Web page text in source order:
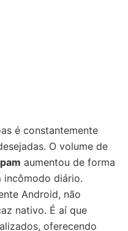
é constantemente
O volume de
aumentou de forma
incômodo diário.
Android, não
nativo. É aí que
oferecendo